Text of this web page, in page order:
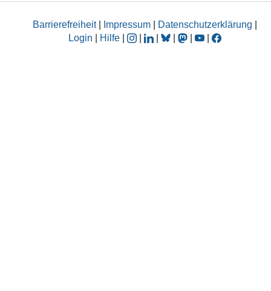
Barrierefreiheit| Impressum Datenschutzerklärung
Login
Hilfe